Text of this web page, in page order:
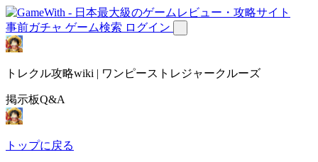
事前ガチャ ゲーム検索 ログイン
トレクル攻略wiki | ワンピーストレジャークルーズ
掲示板Q&A
トップに戻る